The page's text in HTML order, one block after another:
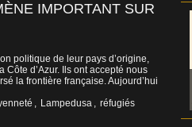
IMPORTANT SUR
politique de leur pays d’origine,
Côte d’Azur. Ils ont accepté nous
la frontière française. Aujourd’hui
, Lampedusa , réfugiés